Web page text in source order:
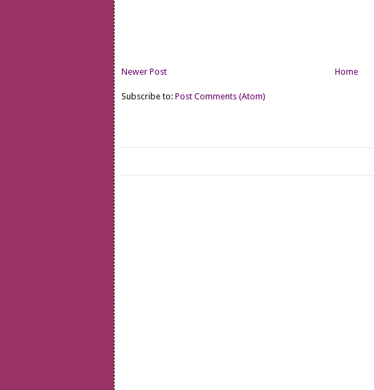
Newer Post Home
Subscribe to: Post Comments (Atom)